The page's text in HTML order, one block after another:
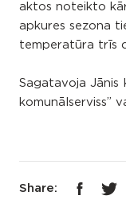
aktos noteikto
apkures sezona
temperatūra trīs
Sagatavoja Jānis
komunālserviss”
Share: